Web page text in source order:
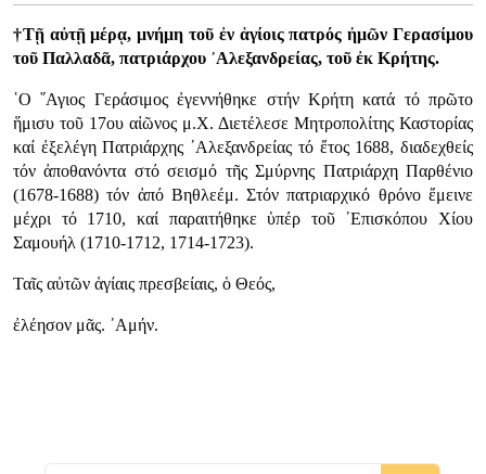
†Τῇ αὐτῇ μέρᾳ, μνήμη τοῦ ἐν ἁγίοις πατρός ἠμῶν Γερασίμου
τοῦ Παλλαδᾶ, πατριάρχου ᾿Αλεξανδρείας, τοῦ ἐκ Κρήτης.
῾Ο ῞Αγιος Γεράσιμος ἐγεννήθηκε στήν Κρήτη κατά τό πρῶτο
ἥμισυ τοῦ 17ου αἰῶνος μ.Χ. Διετέλεσε Μητροπολίτης Καστορίας
καί ἐξελέγη Πατριάρχης ᾿Αλεξανδρείας τό ἔτος 1688, διαδεχθείς
τόν ἀποθανόντα στό σεισμό τῆς Σμύρνης Πατριάρχη Παρθένιο
(1678-1688) τόν ἀπό Βηθλεέμ. Στόν πατριαρχικό θρόνο ἔμεινε
μέχρι τό 1710, καί παραιτήθηκε ὑπέρ τοῦ ᾿Επισκόπου Χίου
Σαμουήλ (1710-1712, 1714-1723).
Ταῖς αὐτῶν ἁγίαις πρεσβείαις, ὁ Θεός,
ἐλέησον μᾶς. ᾿Αμήν.